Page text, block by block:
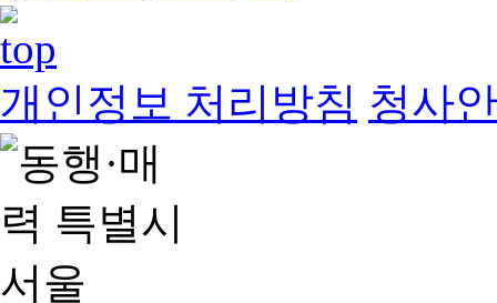
개인정보 처리방침 청사